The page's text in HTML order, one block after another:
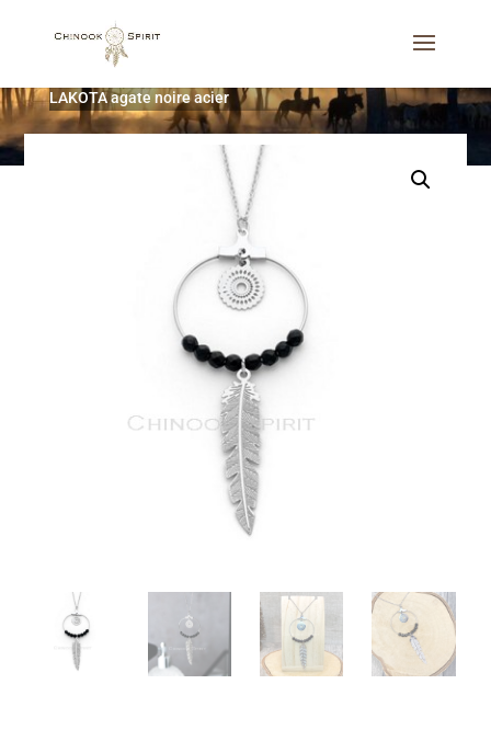
Bijoux
LAKOTA agate noire acier